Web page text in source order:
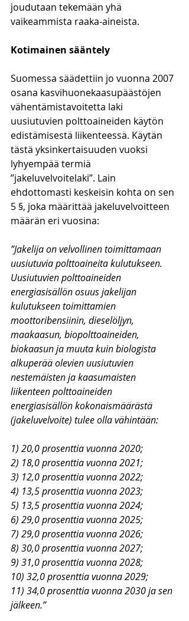
joudutaan tekemään yhä
vaikeammista raaka-aineista.
Kotimainen sääntely
Suomessa säädettiin jo vuonna 2007
osana kasvihuonekaasupäästöjen
vähentämistavoitetta laki
uusiutuvien polttoaineiden käytön
edistämisestä liikenteessä. Käytän
tästä yksinkertaisuuden vuoksi
lyhyempää termiä
”jakeluvelvoitelaki”. Lain
ehdottomasti keskeisin kohta on sen
5 §, joka määrittää jakeluvelvoitteen
määrän eri vuosina:
”Jakelija on velvollinen toimittamaan
uusiutuvia polttoaineita kulutukseen.
Uusiutuvien polttoaineiden
energiasisällön osuus jakelijan
kulutukseen toimittamien
moottoribensiinin, dieselöljyn,
maakaasun, biopolttoaineiden,
biokaasun ja muuta kuin biologista
alkuperää olevien uusiutuvien
nestemäisten ja kaasumaisten
liikenteen polttoaineiden
energiasisällön kokonaismäärästä
(jakeluvelvoite) tulee olla vähintään:
1) 20,0 prosenttia vuonna 2020;
2) 18,0 prosenttia vuonna 2021;
3) 12,0 prosenttia vuonna 2022;
4) 13,5 prosenttia vuonna 2023;
5) 13,5 prosenttia vuonna 2024;
6) 29,0 prosenttia vuonna 2025;
7) 29,0 prosenttia vuonna 2026;
8) 30,0 prosenttia vuonna 2027;
9) 31,0 prosenttia vuonna 2028;
10) 32,0 prosenttia vuonna 2029;
11) 34,0 prosenttia vuonna 2030 ja sen
jälkeen.”